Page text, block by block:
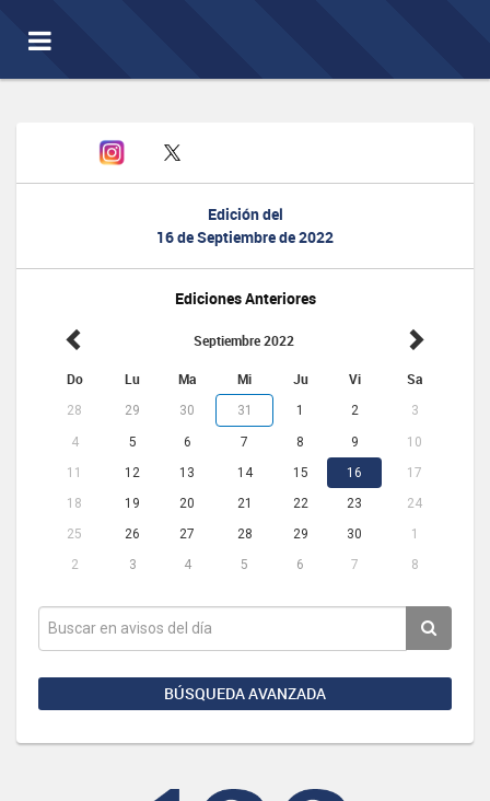
Toggle
navigation
Edición del
16 de Septiembre de 2022
Ediciones Anteriores
Septiembre 2022
Do Lu Ma Mi Ju Vi Sa
28 29 30 31 1 2 3
4 5 6 7 8 9
10
11
12 13 14 15 16
17
18
19 20 21 22 23
24
25
26 27 28 29 30
1
2
3 4 5 6 7 8
BÚSQUEDA AVANZADA